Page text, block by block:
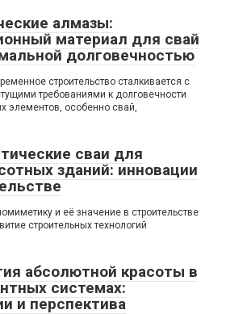
алмазы:
материал для свай
долговечностью
строительство сталкивается с
требованиями к долговечности
элементов, особенно свай,
сваи для
зданий: инновации
и её значение в строительстве
строительных технологий
абсолютной красоты в
системах:
и перспектива